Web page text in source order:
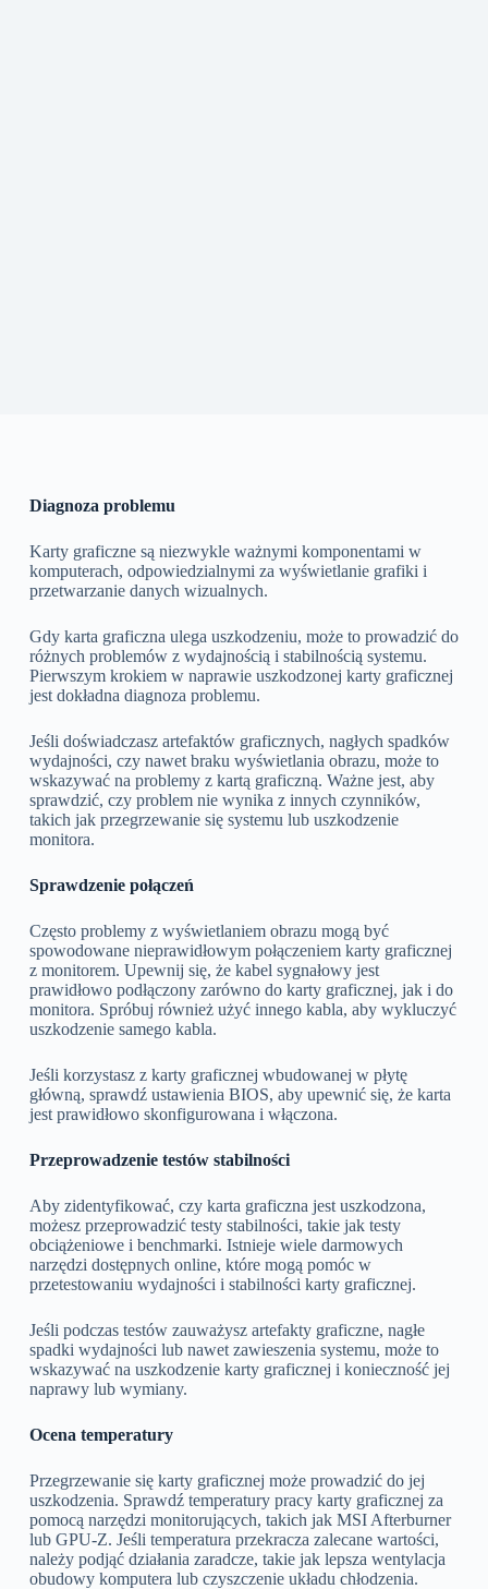
Diagnoza problemu
Karty graficzne są niezwykle ważnymi komponentami w
komputerach, odpowiedzialnymi za wyświetlanie grafiki i
przetwarzanie danych wizualnych.
Gdy karta graficzna ulega uszkodzeniu, może to prowadzić do
różnych problemów z wydajnością i stabilnością systemu.
Pierwszym krokiem w naprawie uszkodzonej karty graficznej
jest dokładna diagnoza problemu.
Jeśli doświadczasz artefaktów graficznych, nagłych spadków
wydajności, czy nawet braku wyświetlania obrazu, może to
wskazywać na problemy z kartą graficzną. Ważne jest, aby
sprawdzić, czy problem nie wynika z innych czynników,
takich jak przegrzewanie się systemu lub uszkodzenie
monitora.
Sprawdzenie połączeń
Często problemy z wyświetlaniem obrazu mogą być
spowodowane nieprawidłowym połączeniem karty graficznej
z monitorem. Upewnij się, że kabel sygnałowy jest
prawidłowo podłączony zarówno do karty graficznej, jak i do
monitora. Spróbuj również użyć innego kabla, aby wykluczyć
uszkodzenie samego kabla.
Jeśli korzystasz z karty graficznej wbudowanej w płytę
główną, sprawdź ustawienia BIOS, aby upewnić się, że karta
jest prawidłowo skonfigurowana i włączona.
Przeprowadzenie testów stabilności
Aby zidentyfikować, czy karta graficzna jest uszkodzona,
możesz przeprowadzić testy stabilności, takie jak testy
obciążeniowe i benchmarki. Istnieje wiele darmowych
narzędzi dostępnych online, które mogą pomóc w
przetestowaniu wydajności i stabilności karty graficznej.
Jeśli podczas testów zauważysz artefakty graficzne, nagłe
spadki wydajności lub nawet zawieszenia systemu, może to
wskazywać na uszkodzenie karty graficznej i konieczność jej
naprawy lub wymiany.
Ocena temperatury
Przegrzewanie się karty graficznej może prowadzić do jej
uszkodzenia. Sprawdź temperatury pracy karty graficznej za
pomocą narzędzi monitorujących, takich jak MSI Afterburner
lub GPU-Z. Jeśli temperatura przekracza zalecane wartości,
należy podjąć działania zaradcze, takie jak lepsza wentylacja
obudowy komputera lub czyszczenie układu chłodzenia.